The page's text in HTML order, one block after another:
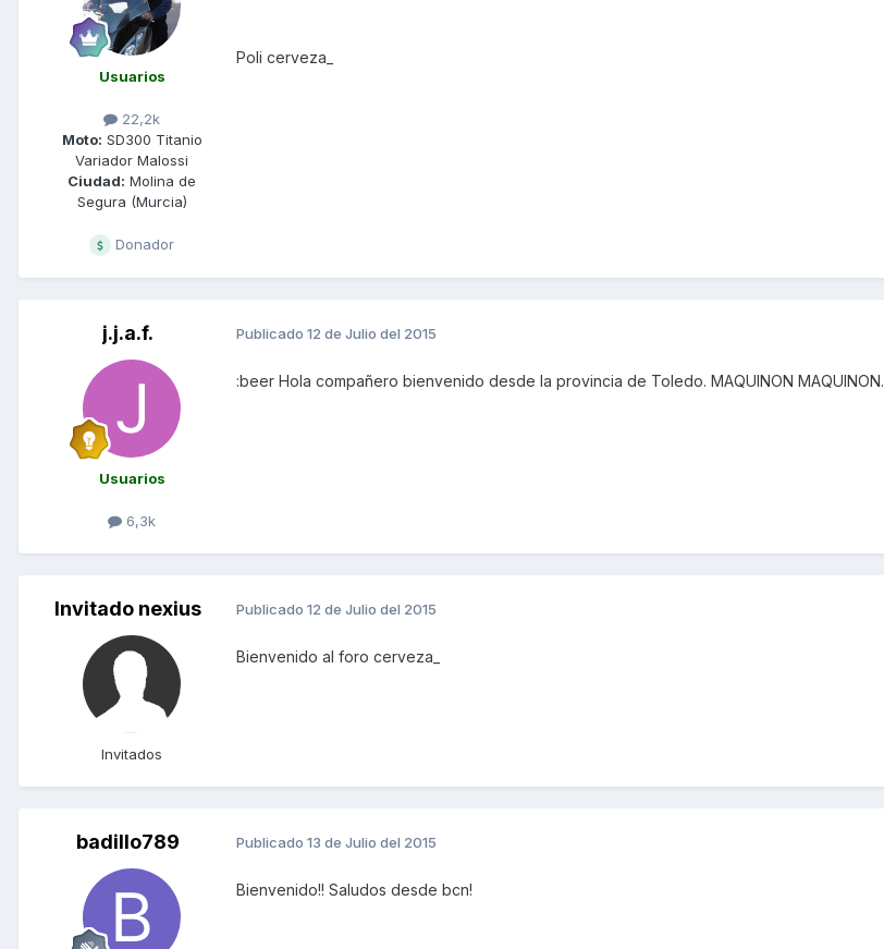
Usuarios
22,2k
Moto: SD300 Titanio
Variador Malossi
Ciudad: Molina de
Segura (Murcia)
Donador
Poli cerveza_
j.j.a.f.
Usuarios
6,3k
Publicado 12 de Julio del 2015
:beer Hola compañero bienvenido desde la provincia de Toledo. MAQUINON MAQUINON.
Invitado nexius
Invitados
Publicado 12 de Julio del 2015
Bienvenido al foro cerveza_
badillo789 Publicado 13 de Julio del 2015
Bienvenido!! Saludos desde bcn!